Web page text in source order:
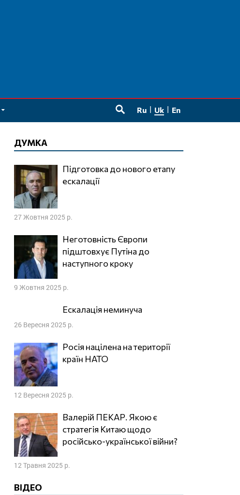
Ru Uk En
ДУМКА
Підготовка до нового етапу
ескалації
27 Жовтня 2025 р.
Неготовність Європи
підштовхує Путіна до
наступного кроку
9 Жовтня 2025 р.
Ескалація неминуча
26 Вересня 2025 р.
Росія націлена на території
країн НАТО
12 Вересня 2025 р.
Валерій ПЕКАР. Якою є
стратегія Китаю щодо
російсько-української війни?
12 Травня 2025 р.
ВІДЕО